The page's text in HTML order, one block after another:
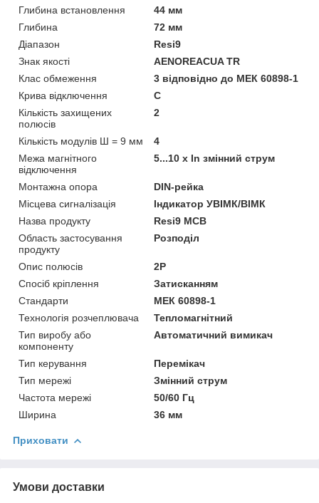
Глибина встановлення
44 мм
Глибина
72 мм
Діапазон
Resi9
Знак якості
AENOREACUA TR
Клас обмеження
3 відповідно до МЕК 60898-1
Крива відключення
C
Кількість захищених
полюсів
2
Кількість модулів Ш = 9 мм
4
Межа магнітного
відключення
5...10 x In змінний струм
Монтажна опора
DIN-рейка
Місцева сигналізація
Iндикатор УВІМК/ВІМК
Назва продукту
Resi9 MCB
Область застосування
продукту
Розподіл
Опис полюсів
2P
Спосіб кріплення
Затисканням
Стандарти
МЕК 60898-1
Технологія розчеплювача
Тепломагнітний
Тип виробу або
компоненту
Автоматичний вимикач
Тип керування
Перемікач
Тип мережі
Змінний струм
Частота мережі
50/60 Гц
Ширина
36 мм
Приховати
Умови доставки